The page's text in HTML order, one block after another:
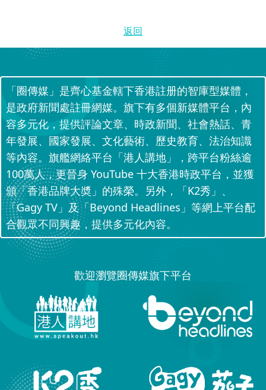
返回
「圈傳媒」是齊心基金轄下香港註册的智庫型媒體，
是政府新聞處註冊網媒。旗下有多個新媒體平台，內
容多元化，提供評論文章、時政新聞、社會熱話、青
年發展、國家發展、文化藝術、歷史教育、法治知識
等內容。旗艦網絡平台「港人講地」，跨平台粉絲逾
100萬人，更晉身 YouTube 十大香港時政平台，並獲
頒「香港品牌大奬」的殊榮。另外，「K2秀」、
「Gagy TV」及「Beyond Headlines」等網上平台配
合觀眾不同興趣，提供多元化內容。
歡迎瀏覽圈傳媒旗下平台